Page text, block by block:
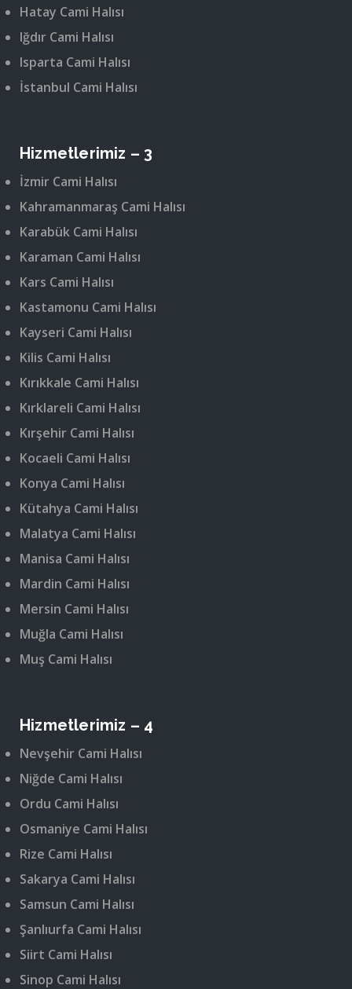
Hatay Cami Halısı
Iğdır Cami Halısı
Isparta Cami Halısı
İstanbul Cami Halısı
Hizmetlerimiz – 3
İzmir Cami Halısı
Kahramanmaraş Cami Halısı
Karabük Cami Halısı
Karaman Cami Halısı
Kars Cami Halısı
Kastamonu Cami Halısı
Kayseri Cami Halısı
Kilis Cami Halısı
Kırıkkale Cami Halısı
Kırklareli Cami Halısı
Kırşehir Cami Halısı
Kocaeli Cami Halısı
Konya Cami Halısı
Kütahya Cami Halısı
Malatya Cami Halısı
Manisa Cami Halısı
Mardin Cami Halısı
Mersin Cami Halısı
Muğla Cami Halısı
Muş Cami Halısı
Hizmetlerimiz – 4
Nevşehir Cami Halısı
Niğde Cami Halısı
Ordu Cami Halısı
Osmaniye Cami Halısı
Rize Cami Halısı
Sakarya Cami Halısı
Samsun Cami Halısı
Şanlıurfa Cami Halısı
Siirt Cami Halısı
Sinop Cami Halısı